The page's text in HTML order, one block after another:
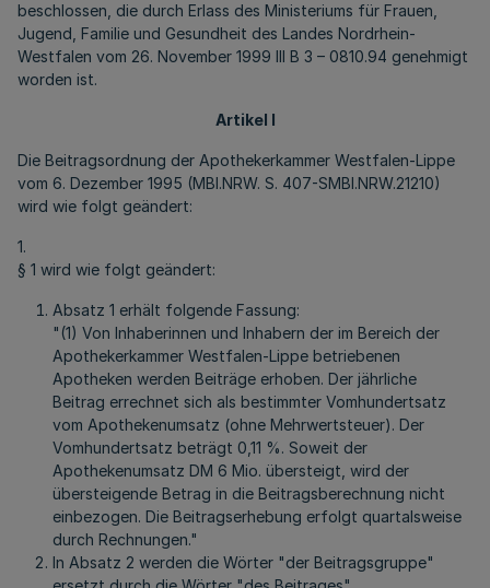
beschlossen, die durch Erlass des Ministeriums für Frauen,
Jugend, Familie und Gesundheit des Landes Nordrhein-
Westfalen vom 26. November 1999 III B 3 – 0810.94 genehmigt
worden ist.
Artikel I
Die Beitragsordnung der Apothekerkammer Westfalen-Lippe
vom 6. Dezember 1995 (MBl.NRW. S. 407-SMBl.NRW.21210)
wird wie folgt geändert:
1.
§ 1 wird wie folgt geändert:
Absatz 1 erhält folgende Fassung:
"(1) Von Inhaberinnen und Inhabern der im Bereich der
Apothekerkammer Westfalen-Lippe betriebenen
Apotheken werden Beiträge erhoben. Der jährliche
Beitrag errechnet sich als bestimmter Vomhundertsatz
vom Apothekenumsatz (ohne Mehrwertsteuer). Der
Vomhundertsatz beträgt 0,11 %. Soweit der
Apothekenumsatz DM 6 Mio. übersteigt, wird der
übersteigende Betrag in die Beitragsberechnung nicht
einbezogen. Die Beitragserhebung erfolgt quartalsweise
durch Rechnungen."
In Absatz 2 werden die Wörter "der Beitragsgruppe"